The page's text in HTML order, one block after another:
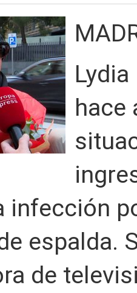
hace
infección
espalda.
de